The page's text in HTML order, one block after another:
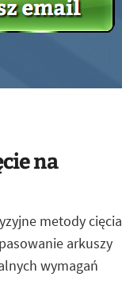
na
metody
arkuszy
wymagań